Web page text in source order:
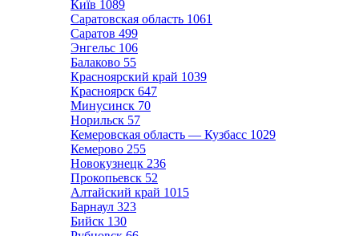
Київ 1089
Саратовская область 1061
Саратов 499
Энгельс 106
Балаково 55
Красноярский край 1039
Красноярск 647
Минусинск 70
Норильск 57
Кемеровская область — Кузбасс 1029
Кемерово 255
Новокузнецк 236
Прокопьевск 52
Алтайский край 1015
Барнаул 323
Бийск 130